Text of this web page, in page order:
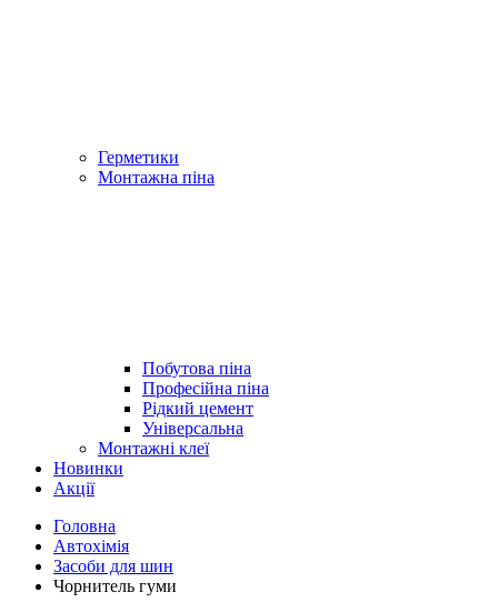
Герметики
Монтажна піна
Побутова піна
Професійна піна
Рідкий цемент
Універсальна
Монтажні клеї
Новинки
Акції
Головна
Автохімія
Засоби для шин
Чорнитель гуми